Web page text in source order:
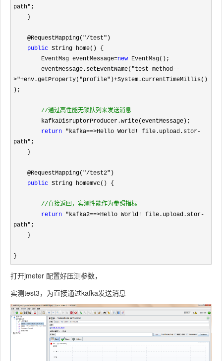
path" ;
    @RequestMapping(
"/test" )
public String home() {
        EventMsg eventMessage
=new EventMsg();
        eventMessage.setEventName(
"test-method--
>"+env.getProperty("profile")+System.currentTimeMillis()
);
//通过高性能无锁队列来发送消息
return "kafka==>Hello World! file.upload.stor-
path" ;
    @RequestMapping(
"/test2" )
public String homemvc() {
//直接返回，实测性能作为参照指标
return "kafka2==>Hello World! file.upload.stor-
path" ;
}
打开jmeter 配置好压测参数，
实测test3，为直接通过kafka发送消息